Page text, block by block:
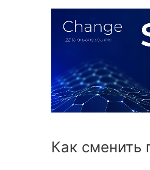
Как сменить